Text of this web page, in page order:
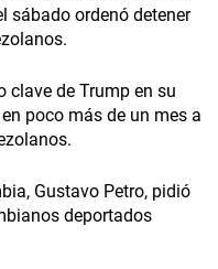
sábado ordenó detener
clave de Trump en su
poco más de un mes a
Gustavo Petro, pidió
deportados